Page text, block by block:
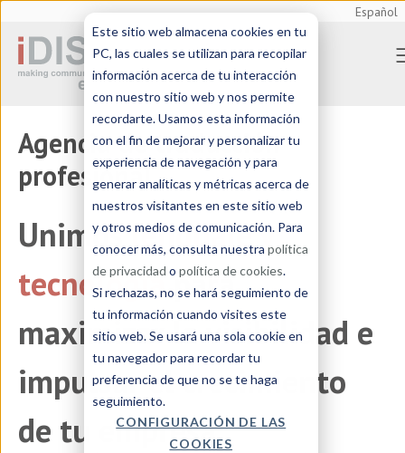
Este sitio web almacena cookies en tu
PC, las cuales se utilizan para recopilar
información acerca de tu interacción
con nuestro sitio web y nos permite
recordarte. Usamos esta información
con el fin de mejorar y personalizar tu
experiencia de navegación y para
generar analíticas y métricas acerca de
nuestros visitantes en este sitio web
y otros medios de comunicación. Para
conocer más, consulta nuestra política
de privacidad o política de cookies.
Si rechazas, no se hará seguimiento de
tu información cuando visites este
sitio web. Se usará una sola cookie en
tu navegador para recordar tu
preferencia de que no se te haga
seguimiento.
CONFIGURACIÓN DE LAS
COOKIES
Español
Agencia de traducción
profesional
Unimoslenguaje y
tecnologíapara
maximizar la visibilidad e
impulsar el crecimiento
de tu empresa